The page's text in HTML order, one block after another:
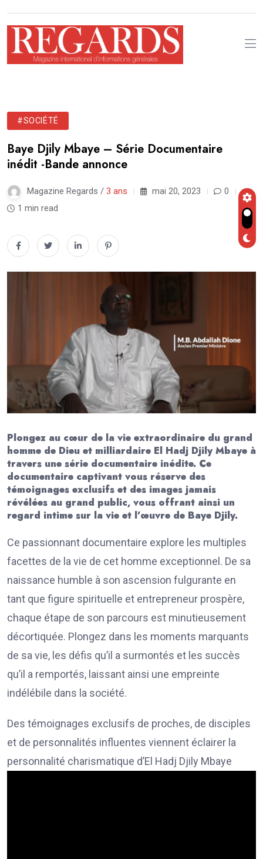
#SOCIÉTÉ
Baye Djily Mbaye – Série Documentaire
inédit -Bande annonce
Magazine Regards / 3 ans mai 20, 2023
0
1 min read
Plongez au cœur de la vie extraordinaire du grand
homme de Dieu et milliardaire El Hadj Djily Mbaye à
travers une série documentaire inédite. Ce
documentaire captivant vous réserve des
témoignages exclusifs et des images jamais
révélées au grand public, vous offrant ainsi un
regard intime sur la vie et l’œuvre de Baye Djily.
Ce passionnant documentaire explore les multiples
facettes de la vie de cet homme exceptionnel. De sa
naissance humble à son ascension fulgurante en
tant que figure spirituelle et entrepreneur prospère,
chaque étape de son parcours est minutieusement
décortiquée. Plongez dans les moments marquants
de sa vie, les défis qu’il a surmontés et les succès
qu’il a remportés, laissant ainsi une empreinte
indélébile dans la société.
Des témoignages exclusifs de proches, de disciples
et de personnalités influentes viennent éclairer la
personnalité charismatique d’El Hadj Djily Mbaye